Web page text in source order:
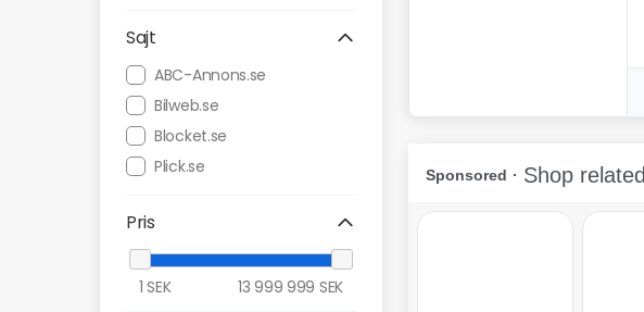
Sajt
ABC-Annons.se
Bilweb.se
Blocket.se
Plick.se
Pris
1 SEK 13 999 999 SEK